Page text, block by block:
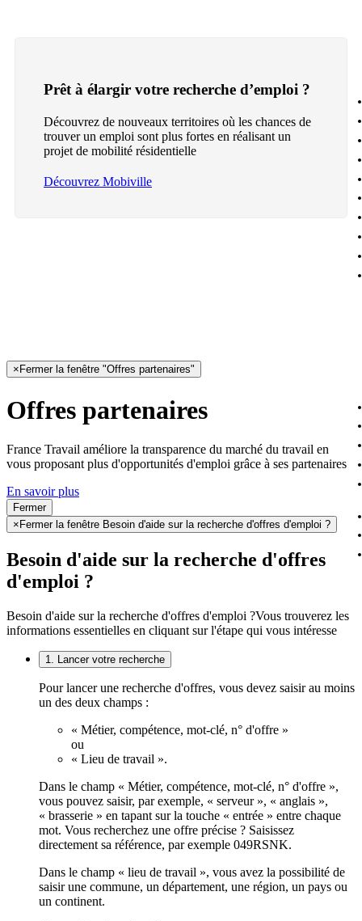
Prêt à élargir votre recherche d’emploi ?
Découvrez de nouveaux territoires où les chances de
trouver un emploi sont plus fortes en réalisant un
projet de mobilité résidentielle
Découvrez Mobiville
× Fermer la fenêtre "Offres partenaires"
Offres partenaires
France Travail améliore la transparence du marché du travail en
vous proposant plus d'opportunités d'emploi grâce à ses partenaires
En savoir plus
Fermer
× Fermer la fenêtre Besoin d'aide sur la recherche d'offres d'emploi ?
Besoin d'aide sur la recherche d'offres
d'emploi ?
Besoin d'aide sur la recherche d'offres d'emploi ?Vous trouverez les
informations essentielles en cliquant sur l'étape qui vous intéresse
1. Lancer votre recherche
Pour lancer une recherche d'offres, vous devez saisir au moins
un des deux champs :
« Métier, compétence, mot-clé, n° d'offre »
ou
« Lieu de travail ».
Dans le champ « Métier, compétence, mot-clé, n° d'offre »,
vous pouvez saisir, par exemple, « serveur », « anglais »,
« brasserie » en tapant sur la touche « entrée » entre chaque
mot. Vous recherchez une offre précise ? Saisissez
directement sa référence, par exemple 049RSNK.
Dans le champ « lieu de travail », vous avez la possibilité de
saisir une commune, un département, une région, un pays ou
un continent.